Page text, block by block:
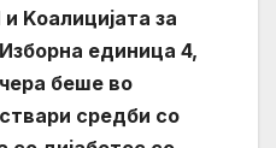
Kоалицијата за
единица 4,
беше во
средби со